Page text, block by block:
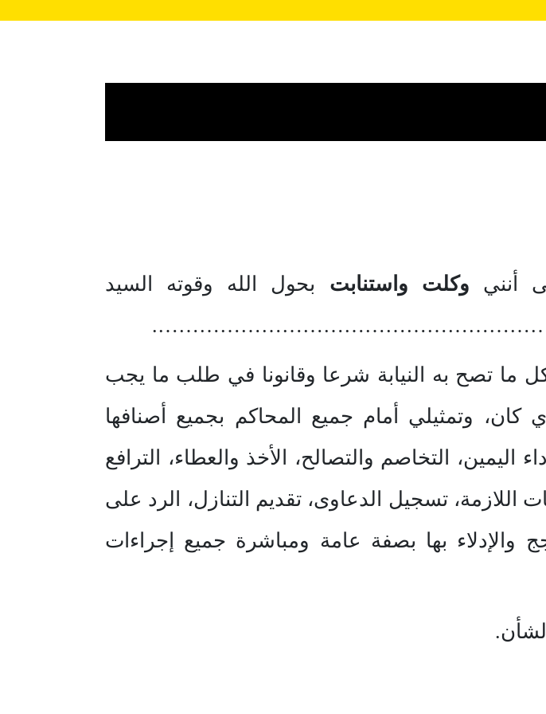
أنني وكلت واستنابت بحول الله وقوته السيد
ما تصح به النيابة شرعا وقانونا في طلب ما يجب
وتمثيلي أمام جميع المحاكم بجميع أصنافها
اليمين، التخاصم والتصالح، الأخذ والعطاء، الترافع
اللازمة، تسجيل الدعاوى، تقديم التنازل، الرد على
والإدلاء بها بصفة عامة ومباشرة جميع إجراءات